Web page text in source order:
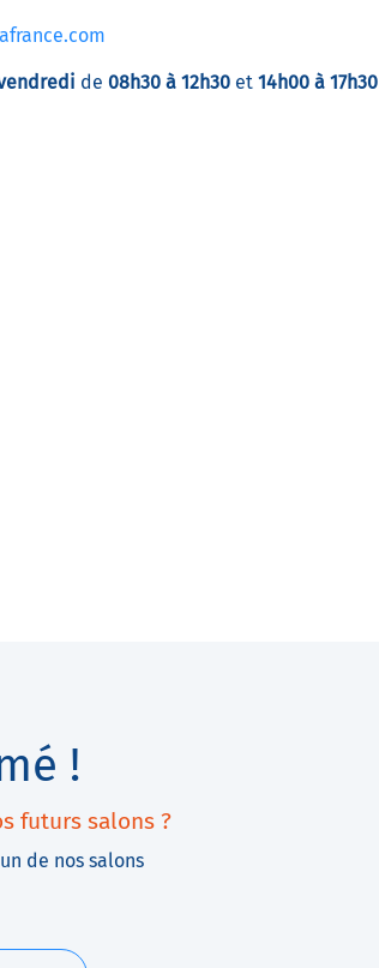
de 08h30 à 12h30 et 14h00 à 17h30
!
futurs salons ?
de nos salons